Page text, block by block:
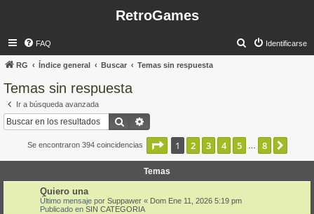
RetroGames
FAQ Identificarse
RG Índice general Buscar Temas sin respuesta
Temas sin respuesta
Ir a búsqueda avanzada
Buscar
Se encontraron 394 coincidencias Página de
1 2 3 4 5 8
Temas
Quiero una
Último mensaje por Suppawer « Dom Ene 11, 2026 5:19 pm
Publicado en SIN CATEGORIA